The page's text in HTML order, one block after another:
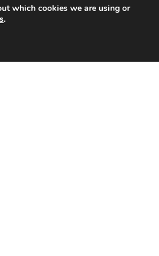
which cookies we are using or
.